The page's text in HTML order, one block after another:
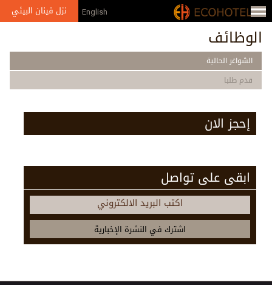
Jump to navigation
English نزل فينان البيئي
من
نحن
الإعلام
الجوائز
معرض
الصور
والعضويات
الوظائف
الشواغر الحالية
قدم طلبا
إحجز الان
ابقى على تواصل
اكتب البريد الالكتروني